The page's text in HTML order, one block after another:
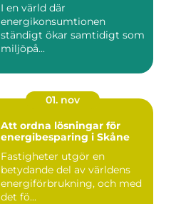
I en värld där
energikonsumtionen
ständigt ökar samtidigt som
miljöpå...
01. nov
Att ordna lösningar för
energibesparing i Skåne
Fastigheter utgör en
betydande del av världens
energiförbrukning, och med
det fö...